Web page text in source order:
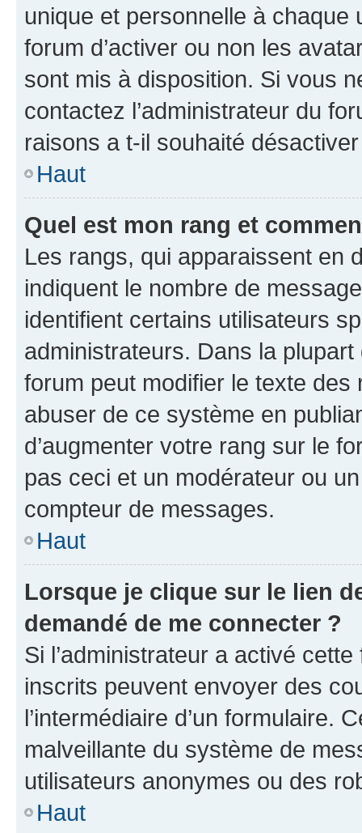
unique et personnelle à chaque
forum d’activer ou non les
sont mis à disposition. Si vous
contactez l’administrateur du
raisons a t-il souhaité
Haut
Quel est mon rang et
Les rangs, qui apparaissent en
indiquent le nombre de
identifient certains utilisateurs
administrateurs. Dans la
forum peut modifier le texte
abuser de ce système en
d’augmenter votre rang sur le
pas ceci et un modérateur ou
compteur de messages.
Haut
Lorsque je clique sur le lien
demandé de me connecter ?
Si l’administrateur a activé
inscrits peuvent envoyer des
l’intermédiaire d’un formulaire.
malveillante du système de
utilisateurs anonymes ou des
Haut